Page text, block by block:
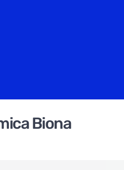
Biona